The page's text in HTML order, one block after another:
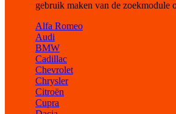
gebruik maken van de zoekmodule
Alfa Romeo
Audi
BMW
Cadillac
Chevrolet
Chrysler
Citroën
Cupra